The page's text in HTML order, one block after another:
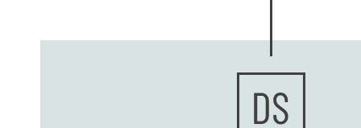
Buscar en todos los números